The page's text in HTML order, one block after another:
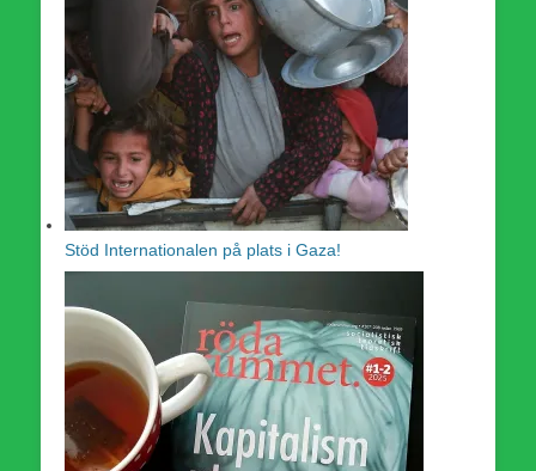
Stöd Internationalen på plats i Gaza!